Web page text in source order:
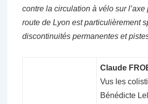
contre la circulation à vélo sur
route de Lyon est particulièrement
discontinuités permanentes et
Claude
Vus les
Bénédicte